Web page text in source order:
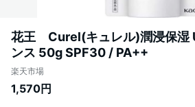
花王 Curel(キュレル)潤浸保湿
ンス 50g SPF30 / PA++
楽天市場
1,570円